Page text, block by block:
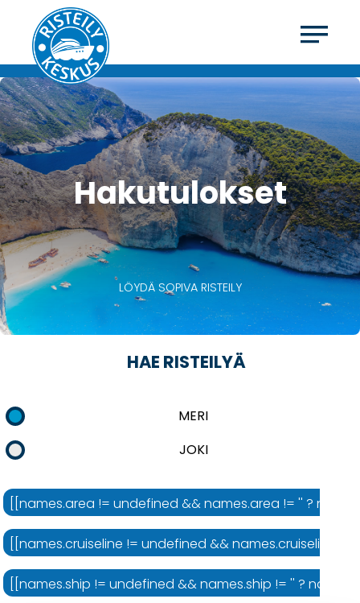
Hakutulokset
LÖYDÄ SOPIVA RISTEILY
HAE RISTEILYÄ
MERI
JOKI
[[names.area != undefined && names.area != '' ?
[[names.cruiseline != undefined && names.cruiseline
[[names.ship != undefined && names.ship != '' ?